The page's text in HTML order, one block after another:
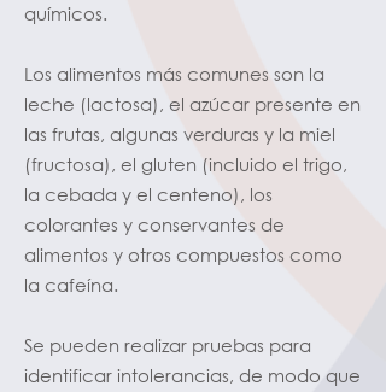
químicos.
Los alimentos más comunes son la
leche (lactosa), el azúcar presente en
las frutas, algunas verduras y la miel
(fructosa), el gluten (incluido el trigo,
la cebada y el centeno), los
colorantes y conservantes de
alimentos y otros compuestos como
la cafeína.
Se pueden realizar pruebas para
identificar intolerancias, de modo que